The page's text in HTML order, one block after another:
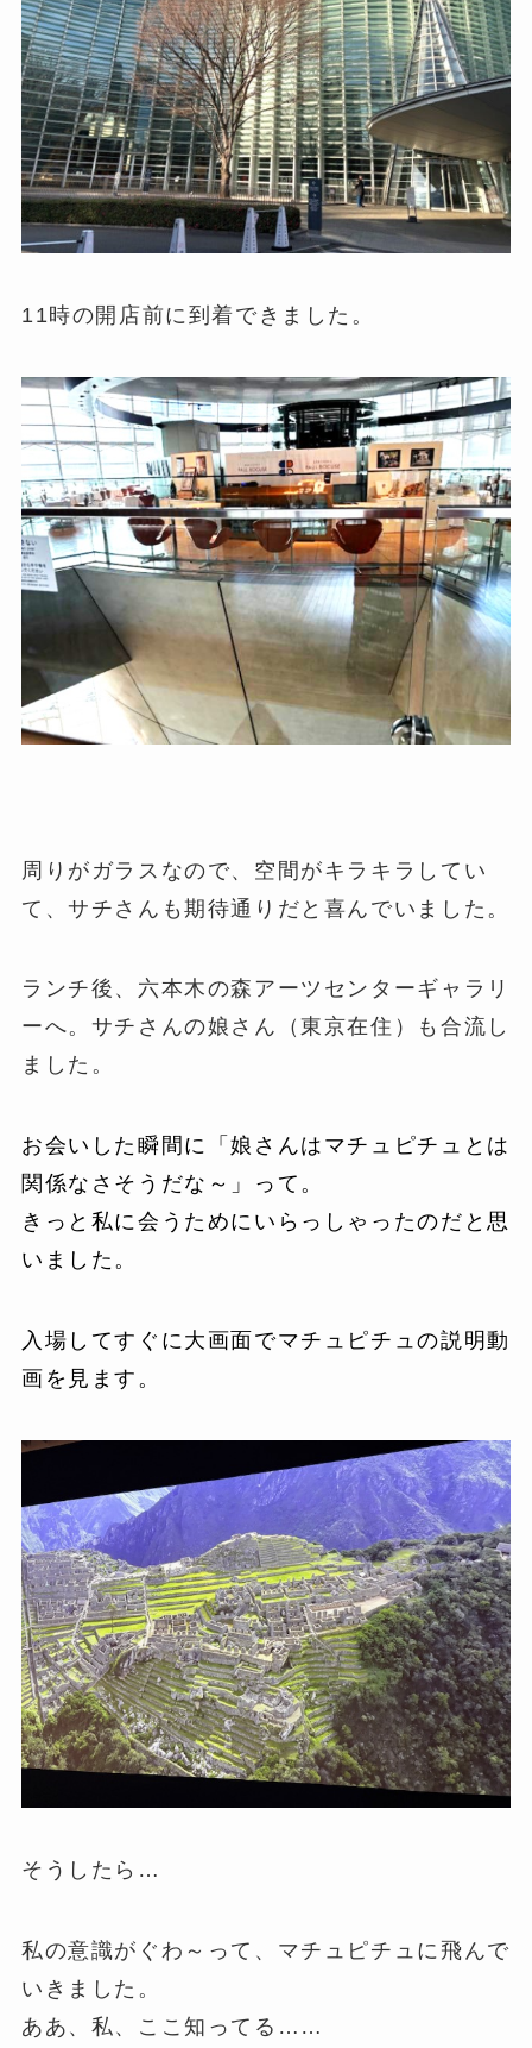
11時の開店前に到着できました。
周りがガラスなので、空間がキラキラしてい
て、サチさんも期待通りだと喜んでいました。
ランチ後、六本木の森アーツセンターギャラリ
ーへ。サチさんの娘さん（東京在住）も合流し
ました。
お会いした瞬間に「娘さんはマチュピチュとは
関係なさそうだな～」って。
きっと私に会うためにいらっしゃったのだと思
いました。
入場してすぐに大画面でマチュピチュの説明動
画を見ます。
そうしたら…
私の意識がぐわ～って、マチュピチュに飛んで
いきました。
ああ、私、ここ知ってる……